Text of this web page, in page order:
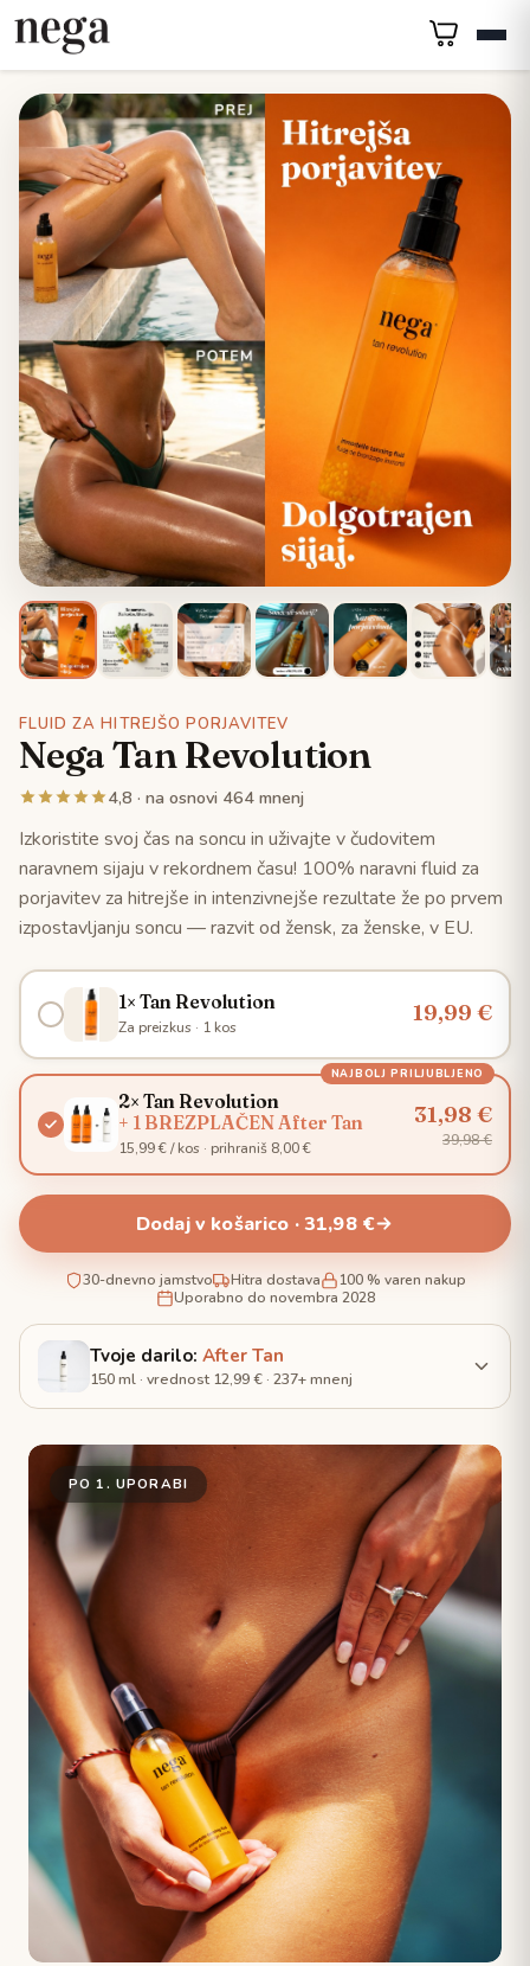
FLUID ZA HITREJŠO PORJAVITEV
Nega Tan Revolution
4,8 · na osnovi 464 mnenj
Izkoristite svoj čas na soncu in uživajte v čudovitem
naravnem sijaju v rekordnem času! 100% naravni fluid za
porjavitev za hitrejše in intenzivnejše rezultate že po prvem
izpostavljanju soncu — razvit od žensk, za ženske, v EU.
1× Tan Revolution
Za preizkus · 1 kos
19,99 €
NAJBOLJ PRILJUBLJENO
2× Tan Revolution
+ 1 BREZPLAČEN After Tan
15,99 € / kos · prihraniš 8,00 €
31,98 €
39,98 €
Dodaj v košarico · 31,98 €
30-dnevno jamstvo Hitra dostava
100 % varen nakup
Uporabno do novembra 2028
Tvoje darilo: After Tan
150 ml · vrednost 12,99 € · 237+ mnenj